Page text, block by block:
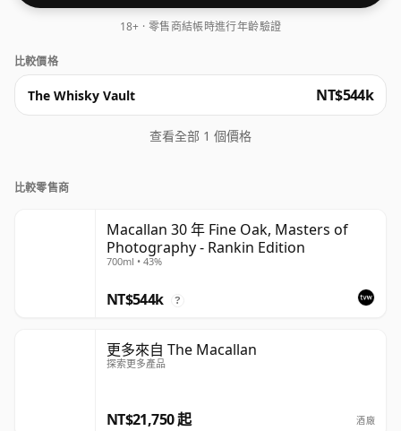
18+ · 零售商結帳時進行年齡驗證
比較價格
The Whisky Vault NT$544k
查看全部 1 個價格
比較零售商
Macallan 30 年 Fine Oak, Masters of
Photography - Rankin Edition
700ml • 43%
NT$544k ?
更多來自 The Macallan
探索更多產品
NT$21,750 起 酒廠